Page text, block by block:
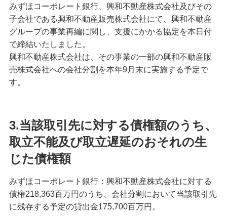
みずほコーポレート銀行、興和不動産株式会社及びその
子会社である興和不動産販売株式会社にて、興和不動産
グループの事業再編に関し、支援にかかる協定を本日付
で締結いたしました。
興和不動産株式会社は、その事業の一部の興和不動産販
売株式会社への会社分割を本年9月末に実施する予定で
す。
3.当該取引先に対する債権額のうち、
取立不能及び取立遅延のおそれの生
じた債権額
みずほコーポレート銀行：興和不動産株式会社に対する
債権218,363百万円のうち、会社分割において当該取引先
に残存する予定の貸出金175,700百万円。